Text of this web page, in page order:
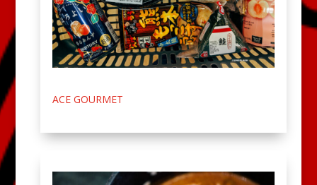
ACE GOURMET